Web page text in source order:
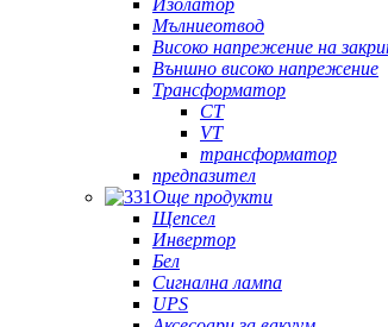
Изолатор
Мълниеотвод
Високо напрежение на
Външно високо напрежение
Трансформатор
CT
VT
трансформатор
предпазител
Още продукти
Щепсел
Инвертор
Бел
Сигнална лампа
UPS